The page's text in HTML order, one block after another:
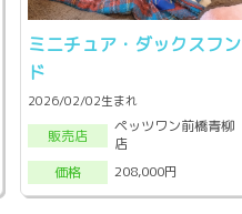
ミニチュア・ダックスフン
ド
2026/02/02生まれ
販売店
ペッツワン前橋青柳
店
価格
208,000円